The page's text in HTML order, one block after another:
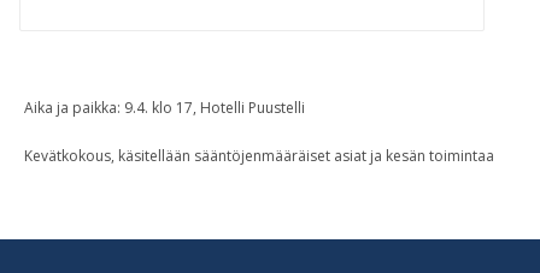
Aika ja paikka: 9.4. klo 17, Hotelli Puustelli
Kevätkokous, käsitellään sääntöjenmääräiset asiat ja kesän toimintaa